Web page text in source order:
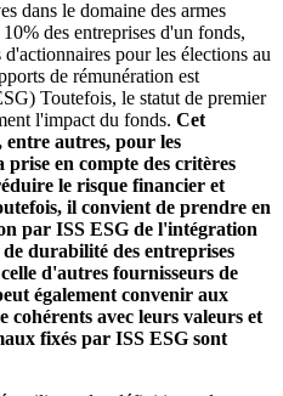
dans le domaine des armes
des entreprises d'un fonds,
pour les élections au
de rémunération est
Toutefois, le statut de premier
l'impact du fonds. Cet
autres, pour les
prise en compte des critères
le risque financier et
il convient de prendre en
par ISS ESG de l'intégration
durabilité des entreprises
d'autres fournisseurs de
également convenir aux
cohérents avec leurs valeurs et
fixés par ISS ESG sont